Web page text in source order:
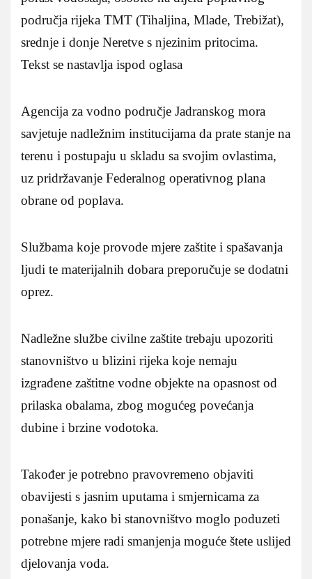
područja rijeka TMT (Tihaljina, Mlade, Trebižat),
srednje i donje Neretve s njezinim pritocima.
Tekst se nastavlja ispod oglasa
Agencija za vodno područje Jadranskog mora
savjetuje nadležnim institucijama da prate stanje na
terenu i postupaju u skladu sa svojim ovlastima,
uz pridržavanje Federalnog operativnog plana
obrane od poplava.
Službama koje provode mjere zaštite i spašavanja
ljudi te materijalnih dobara preporučuje se dodatni
oprez.
Nadležne službe civilne zaštite trebaju upozoriti
stanovništvo u blizini rijeka koje nemaju
izgrađene zaštitne vodne objekte na opasnost od
prilaska obalama, zbog mogućeg povećanja
dubine i brzine vodotoka.
Također je potrebno pravovremeno objaviti
obavijesti s jasnim uputama i smjernicama za
ponašanje, kako bi stanovništvo moglo poduzeti
potrebne mjere radi smanjenja moguće štete uslijed
djelovanja voda.